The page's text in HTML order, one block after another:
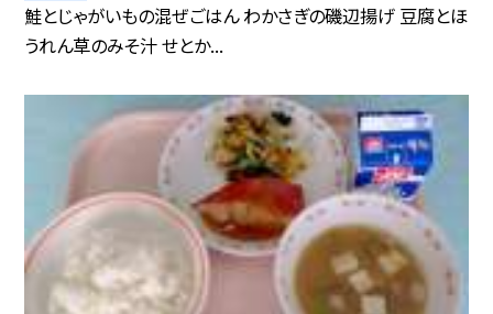
鮭とじゃがいもの混ぜごはん わかさぎの磯辺揚げ 豆腐とほ
うれん草のみそ汁 せとか...